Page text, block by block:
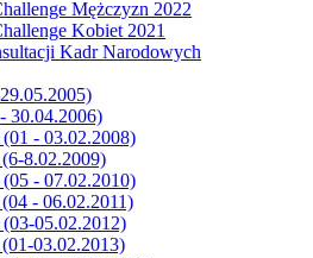
Mężczyzn 2022
Kobiet 2021
Kadr Narodowych
30.04.2006)
- 03.02.2008)
8.02.2009)
- 07.02.2010)
- 06.02.2011)
05.02.2012)
03.02.2013)